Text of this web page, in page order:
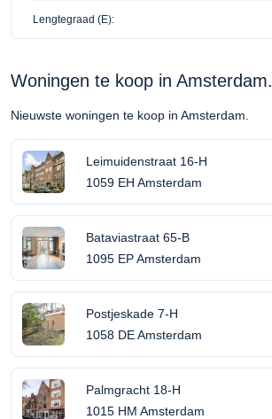
Lengtegraad (E):
Woningen te koop in Amsterdam.
Nieuwste woningen te koop in Amsterdam.
Leimuidenstraat 16-H
1059 EH Amsterdam
Bataviastraat 65-B
1095 EP Amsterdam
Postjeskade 7-H
1058 DE Amsterdam
Palmgracht 18-H
1015 HM Amsterdam